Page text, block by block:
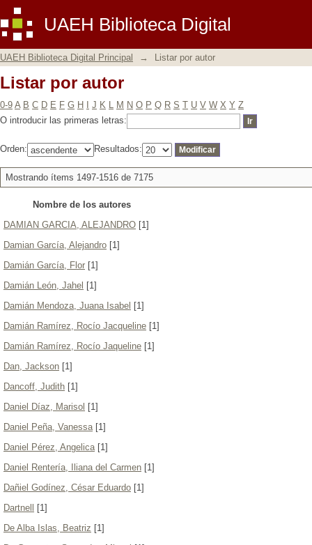
UAEH Biblioteca Digital
Listar por autor
UAEH Biblioteca Digital Principal → Listar por autor
Listar por autor
0-9 A B C D E F G H J K L M N O P Q R S T U V W X Y Z
O introducir las primeras letras:
Orden: Resultados:
Mostrando ítems 1497-1516 de 7175
Nombre de los autores
DAMIAN GARCIA, ALEJANDRO [1]
Damian García, Alejandro [1]
Damián García, Flor [1]
Damián León, Jahel [1]
Damián Mendoza, Juana Isabel [1]
Damián Ramírez, Rocío Jacqueline [1]
Damián Ramírez, Rocío Jaqueline [1]
Dan, Jackson [1]
Dancoff, Judith [1]
Daniel Díaz, Marisol [1]
Daniel Peña, Vanessa[1]
Daniel Pérez, Angelica[1]
Daniel Rentería, Iliana del Carmen [1]
Dañiel Godínez, César Eduardo [1]
Dartnell
[1]
De Alba Islas, Beatriz [1]